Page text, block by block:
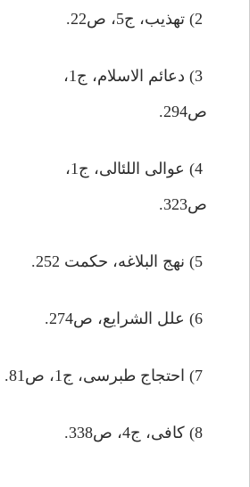
ص294.
ص323.